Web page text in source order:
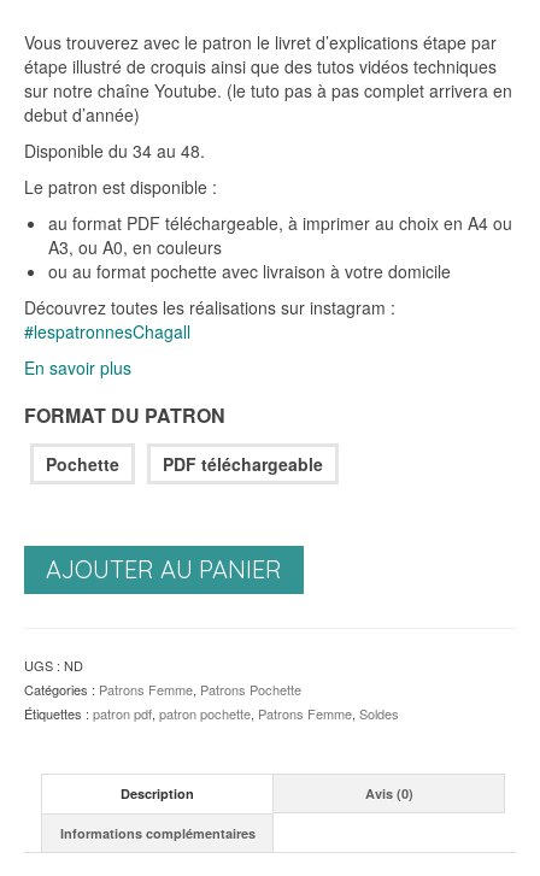
Vous trouverez avec le patron le livret d’explications étape par
étape illustré de croquis ainsi que des tutos vidéos techniques
sur notre chaîne Youtube. (le tuto pas à pas complet arrivera en
debut d’année)
Disponible du 34 au 48.
Le patron est disponible :
au format PDF téléchargeable, à imprimer au choix en A4 ou
A3, ou A0, en couleurs
ou au format pochette avec livraison à votre domicile
Découvrez toutes les réalisations sur instagram :
#lespatronnesChagall
En savoir plus
FORMAT DU PATRON
Pochette PDF téléchargeable
AJOUTER AU PANIER
UGS : ND
Catégories : Patrons Femme, Patrons Pochette
Étiquettes : patron pdf, patron pochette, Patrons Femme, Soldes
Description Avis (0)
Informations complémentaires